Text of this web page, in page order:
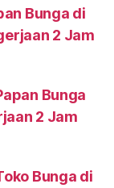
Bunga di
2 Jam
Bunga
2 Jam
Bunga di